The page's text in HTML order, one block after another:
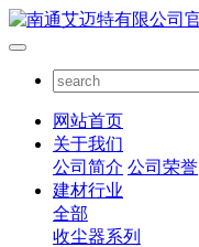
网站首页
关于我们
公司简介 公司荣誉
建材行业
全部
收尘器系列